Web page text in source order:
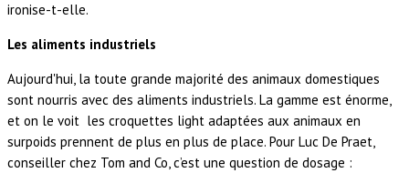
ironise-t-elle.
Les aliments industriels
Aujourd'hui, la toute grande majorité des animaux domestiques
sont nourris avec des aliments industriels. La gamme est énorme,
et on le voit les croquettes light adaptées aux animaux en
surpoids prennent de plus en plus de place. Pour Luc De Praet,
conseiller chez Tom and Co, c’est une question de dosage :